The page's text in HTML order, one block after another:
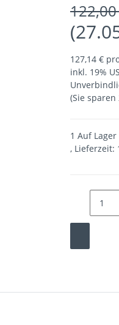
127,14 €
inkl. 19%
(Sie sparen
1 Auf Lager
, Lieferzeit: